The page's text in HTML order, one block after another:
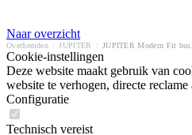
Naar overzicht
Overhemden JUPITER JUPITER Modern Fit
Cookie-instellingen
Deze website maakt gebruik van
website te verhogen, directe
Configuratie
Technisch vereist